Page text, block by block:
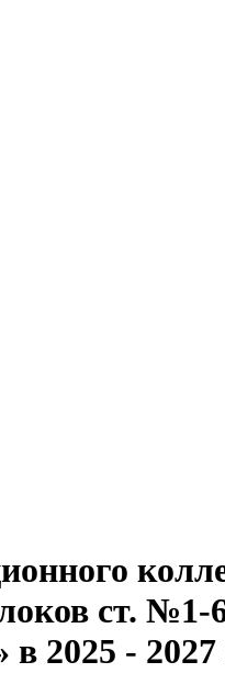
ст. №1-
- 2027